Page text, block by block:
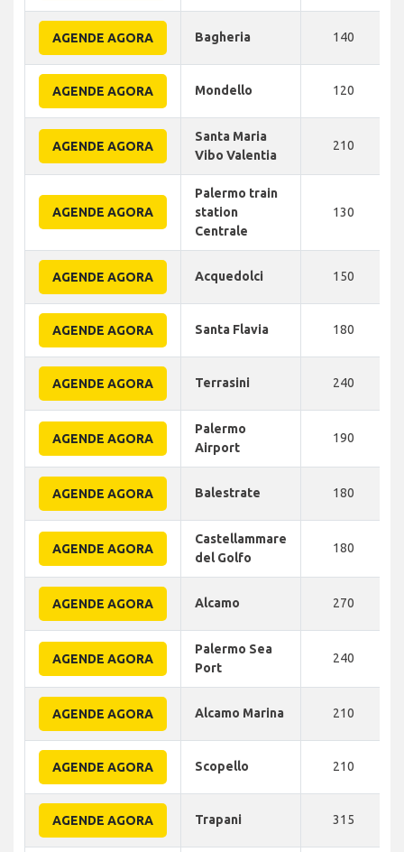
AGENDE AGORA Bagheria 140
AGENDE AGORA Mondello 120
AGENDE AGORA
Santa Maria
Vibo Valentia
210
AGENDE AGORA
Palermo train
station
Centrale
130
AGENDE AGORA Acquedolci 150
AGENDE AGORA Santa Flavia 180
AGENDE AGORA Terrasini 240
AGENDE AGORA
Palermo
Airport
190
AGENDE AGORA Balestrate 180
AGENDE AGORA
Castellammare
del Golfo
180
AGENDE AGORA Alcamo 270
AGENDE AGORA
Palermo Sea
Port
240
AGENDE AGORA Alcamo Marina 210
AGENDE AGORA Scopello 210
AGENDE AGORA Trapani 315